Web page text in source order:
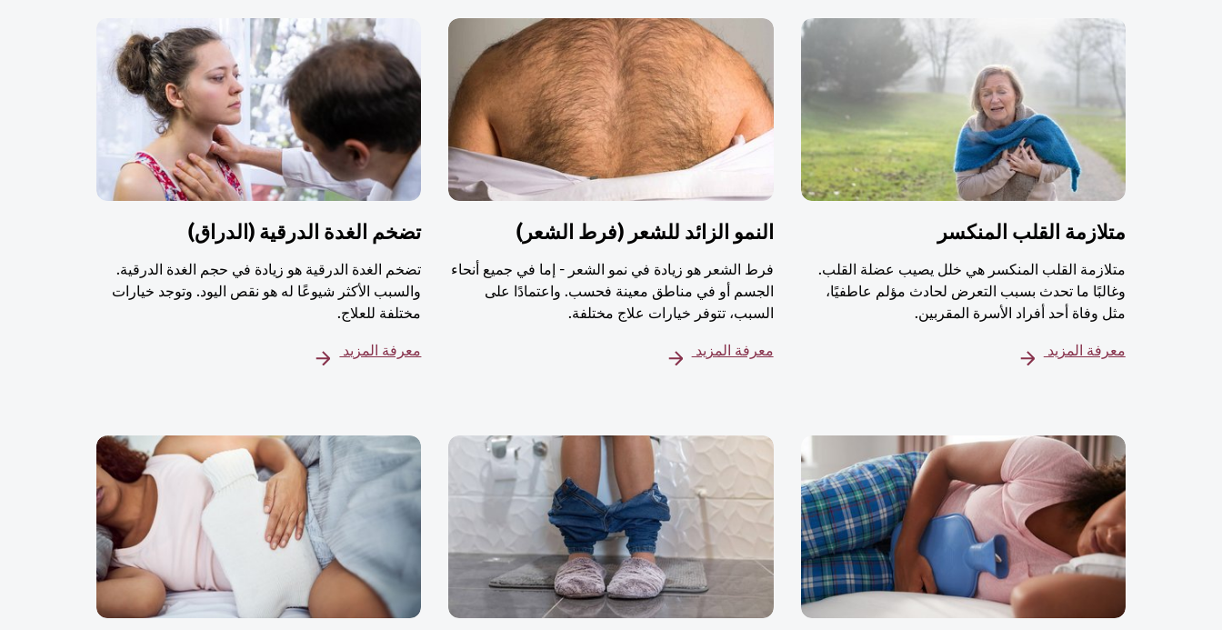
متلازمة القلب المنكسر
متلازمة القلب المنكسر هي خلل يصيب عضلة القلب.
وغالبًا ما تحدث بسبب التعرض لحادث مؤلم عاطفيًا،
مثل وفاة أحد أفراد الأسرة المقربين.
معرفة المزيد
النمو الزائد للشعر (فرط الشعر)
فرط الشعر هو زيادة في نمو الشعر - إما في جميع أنحاء
الجسم أو في مناطق معينة فحسب. واعتمادًا على
السبب، تتوفر خيارات علاج مختلفة.
معرفة المزيد
تضخم الغدة الدرقية (الدراق)
تضخم الغدة الدرقية هو زيادة في حجم الغدة الدرقية.
والسبب الأكثر شيوعًا له هو نقص اليود. وتوجد خيارات
مختلفة للعلاج.
معرفة المزيد